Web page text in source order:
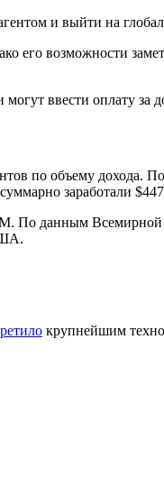
и выйти на
его возможности
ввести оплату за
по объему дохода.
заработали
. По данным Всемирной
крупнейшим